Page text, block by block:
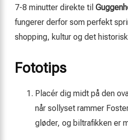
7-8 minutter direkte til
fungerer derfor som perfekt
shopping, kultur og det
Fototips
Placér dig midt på den
når sollyset rammer
gløder, og biltrafikken er